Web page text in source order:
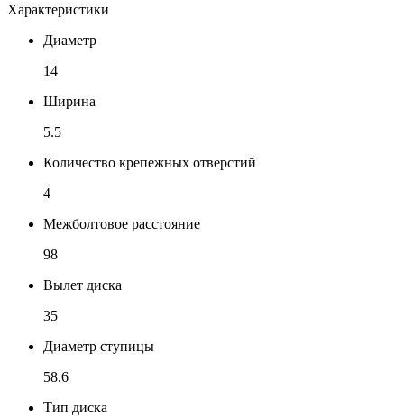
Характеристики
Диаметр
14
Ширина
5.5
Количество крепежных отверстий
4
Межболтовое расстояние
98
Вылет диска
35
Диаметр ступицы
58.6
Тип диска